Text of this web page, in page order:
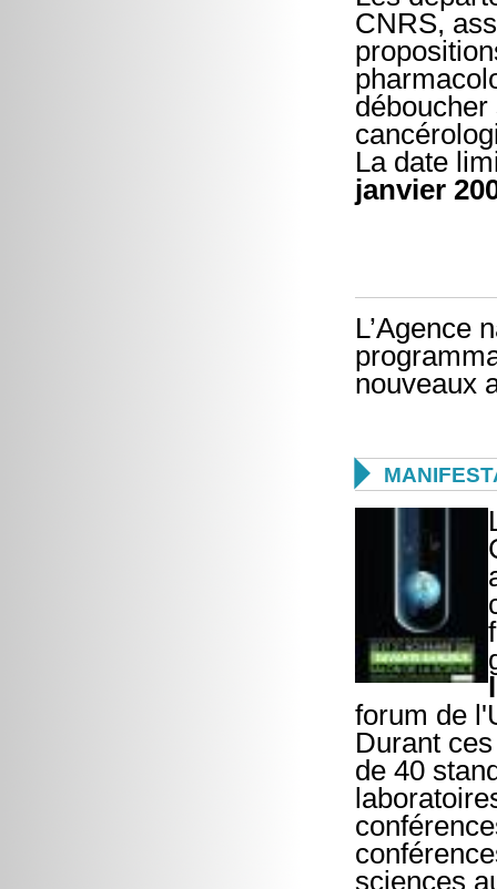
CNRS,
La date
janvier
L’Agence
nouveaux

forum de
Durant
de 40
sciences